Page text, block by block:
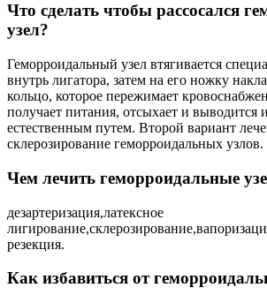
Что сделать чтобы рассосался
узел?
Геморроидальный узел втягивается
внутрь лигатора, затем на его ножку
кольцо, которое пережимает
получает питания, отсыхает и выводится
естественным путем. Второй вариант
склерозирование геморроидальных узлов.
Чем лечить геморроидальные
дезартеризация,латексное
резекция.
Как избавиться от